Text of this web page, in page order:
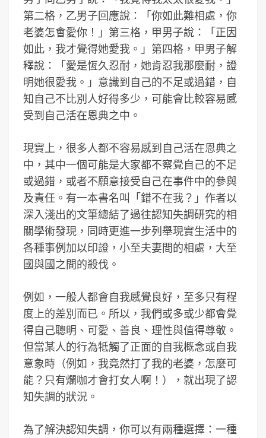
第二格，乙男子回應說：「你如此難相處，你
老婆怎會愛你！」第三格，甲男子說：「正因
如此，我才覺得她愛我。」第四格，甲男子解
釋說：「愛是恆久忍耐，她肯忍我那麼耐，證
明她很愛我。」意識到自己的不足或過錯，自
知自己不比別人好得多少，可能會比較容易感
受到自己活在恩典之中。
現實上，很多人都不容易感到自己活在恩典之
中，其中一個可能是大家都不察覺自己的不足
或過錯，或者不願意接受自己在事件中的參與
及責任。有一本書名叫「錯不在我？」作者以
深入淺出的文筆總結了過往認知失調研究的相
關學術發現，同時更進一步列舉現實生活中的
各種事例加以印證，小至夫妻間的相處，大至
國與國之間的殺伐。
例如，一般人都會自我感覺良好，至多只有程
度上的差別而已。所以，我們或多或少都會覺
得自己聰明、可愛、善良、理性與值得尊敬。
但當某人的行為牴觸了正面的自我概念或自我
意象時（例如，我竟然打了我的老婆，怎麼可
能？只有爛咖才會打女人啊！），就出現了認
知失調的狀況。
為了解決認知失調，你可以有兩種選擇：一種